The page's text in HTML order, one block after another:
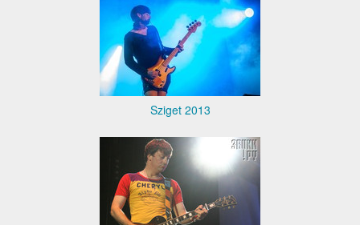
Sziget 2013